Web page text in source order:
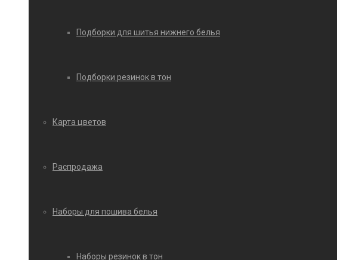
Подборки для шитья нижнего белья
Подборки резинок в тон
Карта цветов
Распродажа
Наборы для пошива белья
Наборы резинок в тон